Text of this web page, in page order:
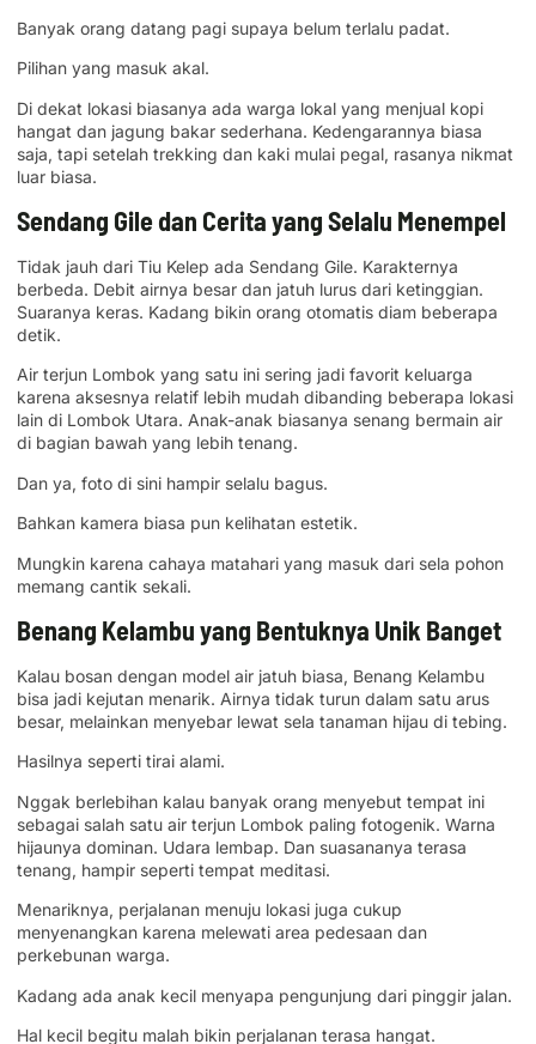
Banyak orang datang pagi supaya belum terlalu padat.
Pilihan yang masuk akal.
Di dekat lokasi biasanya ada warga lokal yang menjual kopi
hangat dan jagung bakar sederhana. Kedengarannya biasa
saja, tapi setelah trekking dan kaki mulai pegal, rasanya nikmat
luar biasa.
Sendang Gile dan Cerita yang Selalu Menempel
Tidak jauh dari Tiu Kelep ada Sendang Gile. Karakternya
berbeda. Debit airnya besar dan jatuh lurus dari ketinggian.
Suaranya keras. Kadang bikin orang otomatis diam beberapa
detik.
Air terjun Lombok yang satu ini sering jadi favorit keluarga
karena aksesnya relatif lebih mudah dibanding beberapa lokasi
lain di Lombok Utara. Anak-anak biasanya senang bermain air
di bagian bawah yang lebih tenang.
Dan ya, foto di sini hampir selalu bagus.
Bahkan kamera biasa pun kelihatan estetik.
Mungkin karena cahaya matahari yang masuk dari sela pohon
memang cantik sekali.
Benang Kelambu yang Bentuknya Unik Banget
Kalau bosan dengan model air jatuh biasa, Benang Kelambu
bisa jadi kejutan menarik. Airnya tidak turun dalam satu arus
besar, melainkan menyebar lewat sela tanaman hijau di tebing.
Hasilnya seperti tirai alami.
Nggak berlebihan kalau banyak orang menyebut tempat ini
sebagai salah satu air terjun Lombok paling fotogenik. Warna
hijaunya dominan. Udara lembap. Dan suasananya terasa
tenang, hampir seperti tempat meditasi.
Menariknya, perjalanan menuju lokasi juga cukup
menyenangkan karena melewati area pedesaan dan
perkebunan warga.
Kadang ada anak kecil menyapa pengunjung dari pinggir jalan.
Hal kecil begitu malah bikin perjalanan terasa hangat.